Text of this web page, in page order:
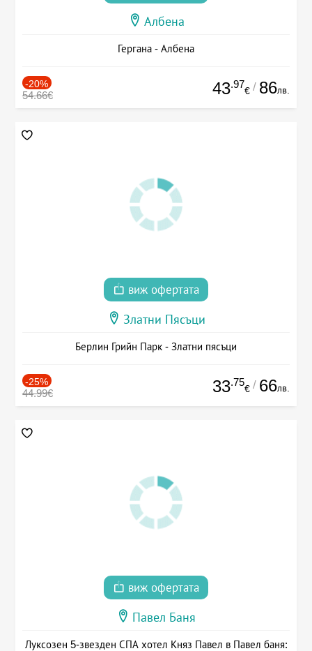
Албена
Гергана - Албена
-20%
54.66€ 43.97
€ / 86лв.
виж офертата
Златни Пясъци
Берлин Грийн Парк - Златни пясъци
-25%
44.99€ 33.75
€ / 66лв.
виж офертата
Павел Баня
Луксозен 5-звезден СПА хотел Княз Павел в Павел баня: